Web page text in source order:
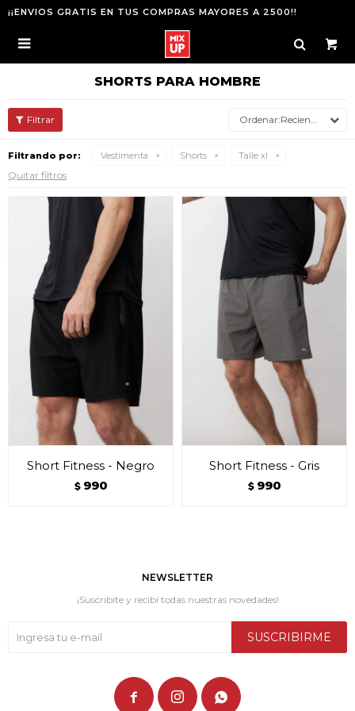
¡¡ENVIOS GRATIS EN TUS COMPRAS MAYORES A 2500!!

SHORTS PARA HOMBRE
Recientes
Filtrando por: Vestimenta Shorts Talle xl
Quitar filtros
Short Fitness - Negro
$ 990
Short Fitness - Gris
$ 990
NEWSLETTER
¡Suscribite y recibí todas nuestras novedades!
SUSCRIBIRME
  